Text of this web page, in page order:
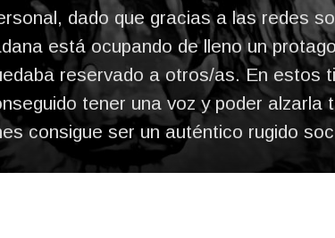
dado que gracias a las redes
está ocupando de lleno un
reservado a otros/as. En estos
tener una voz y poder alzarla
consigue ser un auténtico rugido